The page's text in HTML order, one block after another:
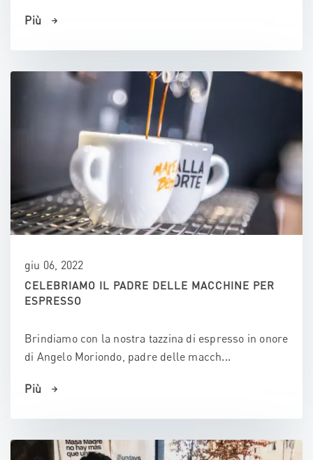
Più
giu 06, 2022
CELEBRIAMO IL PADRE DELLE MACCHINE PER
ESPRESSO
Brindiamo con la nostra tazzina di espresso in onore
di Angelo Moriondo, padre delle macch...
Più